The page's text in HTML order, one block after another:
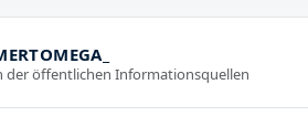
der öffentlichen Informationsquellen